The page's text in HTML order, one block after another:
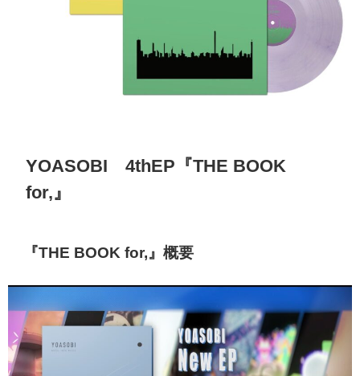
YOASOBI 4thEP 『THE BOOK
for, 』
『THE BOOK for,』概要